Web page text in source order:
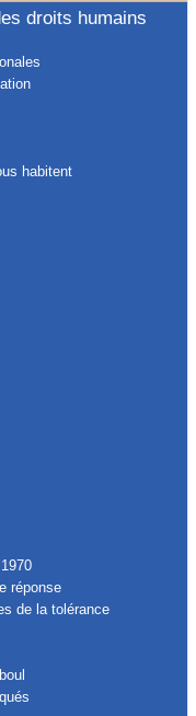
droits humains
habitent
réponse
de la tolérance